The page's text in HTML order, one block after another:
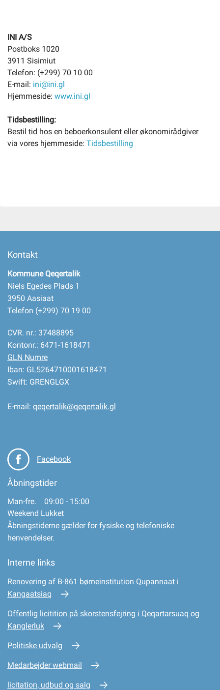
INI A/S
Postboks 1020
3911 Sisimiut
Telefon: (+299) 70 10 00
E-mail: ini@ini.gl
Hjemmeside: www.ini.gl
Tidsbestilling:
Bestil tid hos en beboerkonsulent eller økonomirådgiver
via vores hjemmeside: Tidsbestilling
Kontakt
Kommune Qeqertalik
Niels Egedes Plads 1
3950 Aasiaat
Telefon (+299) 70 19 00
CVR. nr.: 37488895
Kontonr.: 6471-1618471
GLN Numre
Iban: GL5264710001618471
Swift: GRENGLGX
E-mail: qeqertalik@qeqertalik.gl
Facebook
Åbningstider
Man-fre. 09:00 - 15:00
Weekend Lukket
Åbningstiderne gælder for fysiske og telefoniske
henvendelser.
Interne links
Renovering af B-861 børneinstitution Qupannaat i
Kangaatsiaq
Offentlig licitition på skorstensfejring i Qeqartarsuaq og
Kanglerluk
Politiske udvalg
Medarbejder webmail
licitation, udbud og salg